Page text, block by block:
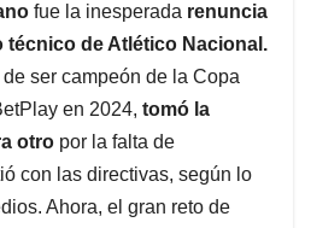
d
s
fue la inesperada renuncia
técnico de Atlético Nacional.
ser campeón de la Copa
en 2024, tomó la
otro por la falta de
con las directivas, según lo
Ahora, el gran reto de